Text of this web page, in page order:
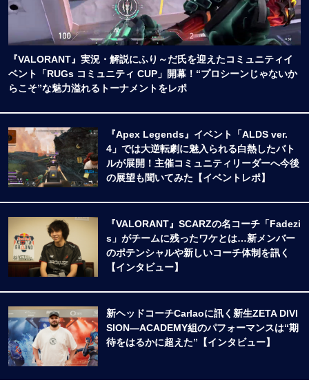
『VALORANT』実況・解説にふり～だ氏を迎えたコミュニティイ
ベント「RUGs コミュニティ CUP」開幕！“プロシーンじゃないか
らこそ”な魅力溢れるトーナメントをレポ
『Apex Legends』イベント「ALDS ver.
4」では大逆転劇に魅入られる白熱したバト
ルが展開！主催コミュニティリーダーへ今後
の展望も聞いてみた【イベントレポ】
『VALORANT』SCARZの名コーチ「Fadezi
s」がチームに残ったワケとは…新メンバー
のポテンシャルや新しいコーチ体制を訊く
【インタビュー】
新ヘッドコーチCarlaoに訊く新生ZETA DIVI
SION―ACADEMY組のパフォーマンスは“期
待をはるかに超えた”【インタビュー】